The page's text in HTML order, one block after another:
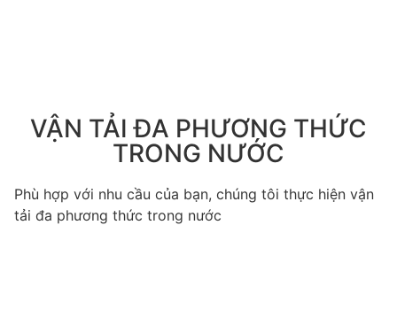
VẬN TẢI ĐA PHƯƠNG THỨC
TRONG NƯỚC
Phù hợp với nhu cầu của bạn, chúng tôi thực hiện vận
tải đa phương thức trong nước